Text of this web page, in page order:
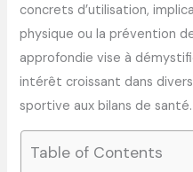
concrets d’utilisation,
physique ou la prévention
approfondie vise à
intérêt croissant dans
sportive aux bilans de santé.
Table of Contents